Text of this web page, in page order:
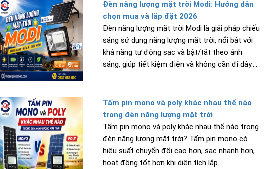
Đèn năng lượng mặt trời Modi: Hướng dẫn
chọn mua và lắp đặt 2026
Đèn năng lượng mặt trời Modi là giải pháp chiếu
sáng sử dụng năng lượng mặt trời, nổi bật với
khả năng tự động sạc và bật/tắt theo ánh
sáng, giúp tiết kiệm điện và không cần đi dây....
Tấm pin mono và poly khác nhau thế nào
trong đèn năng lượng mặt trời
Tấm pin mono và poly khác nhau thế nào trong
đèn năng lượng mặt trời? Tấm pin mono có
hiệu suất chuyển đổi cao hơn, sạc nhanh hơn,
hoạt động tốt hơn khi diện tích lắp...